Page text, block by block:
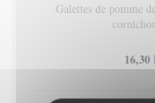
Galettes de pomme
16,30